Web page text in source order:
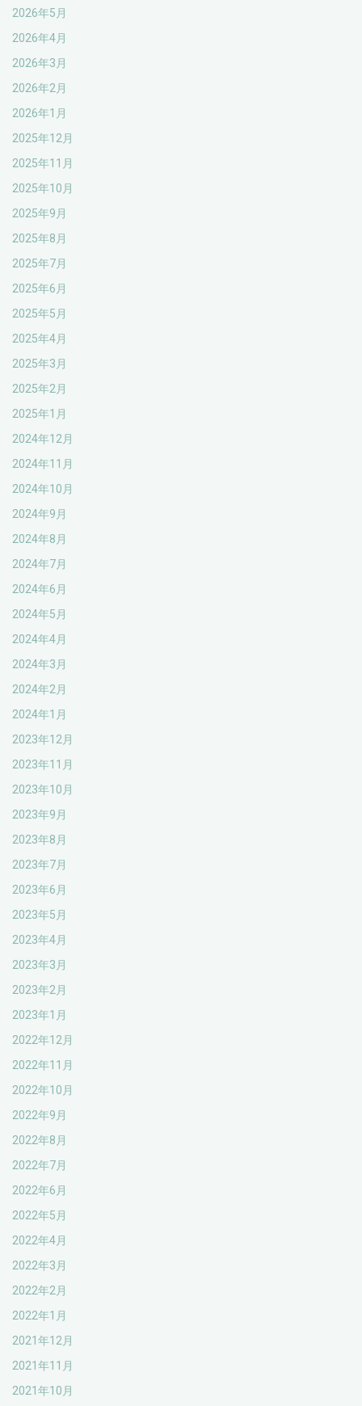
2026年5月
2026年4月
2026年3月
2026年2月
2026年1月
2025年12月
2025年11月
2025年10月
2025年9月
2025年8月
2025年7月
2025年6月
2025年5月
2025年4月
2025年3月
2025年2月
2025年1月
2024年12月
2024年11月
2024年10月
2024年9月
2024年8月
2024年7月
2024年6月
2024年5月
2024年4月
2024年3月
2024年2月
2024年1月
2023年12月
2023年11月
2023年10月
2023年9月
2023年8月
2023年7月
2023年6月
2023年5月
2023年4月
2023年3月
2023年2月
2023年1月
2022年12月
2022年11月
2022年10月
2022年9月
2022年8月
2022年7月
2022年6月
2022年5月
2022年4月
2022年3月
2022年2月
2022年1月
2021年12月
2021年11月
2021年10月